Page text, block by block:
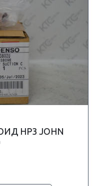
HP3 JOHN